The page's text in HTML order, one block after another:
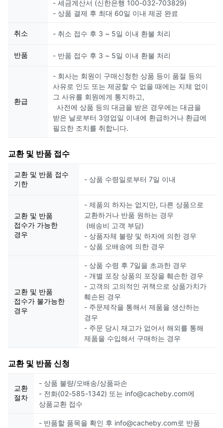
- 세금계산서 (신한은행 100-032-703829)
- 상품 결제 후 최대 60일 이내 제공 완료
취소 - 취소 접수 후 3 ~ 5일 이내 환불 처리
반품 - 반품 접수 후 3 ~ 5일 이내 환불 처리
환급
- 회사는 회원이 구매신청한 상품 등이 품절 등의
사유로 인도 또는 제공할 수 없을 때에는 지체 없이
그 사유를 회원에게 통지하고,
사전에 상품 등의 대금을 받은 경우에는 대금을
받은 날로부터 3영업일 이내에 환급하거나 환급에
필요한 조치를 취합니다.
교환 및 반품 접수
교환 및 반품 접수
기한
- 상품 수령일로부터 7일 이내
교환 및 반품
접수가 가능한
경우
- 제품의 하자는 없지만, 다른 상품으로
교환하거나 반품 원하는 경우
(배송비 고객 부담)
- 상품자체 불량 및 하자에 의한 경우
- 상품 오배송에 의한 경우
교환 및 반품
접수가 불가능한
경우
- 상품 수령 후 7일을 초과한 경우
- 개별 포장 상품의 포장을 훼손한 경우
- 고객의 고의적인 귀책으로 상품가치가
훼손된 경우
- 주문제작을 통해서 제품을 생산하는
경우
- 주문 당시 재고가 없어서 해외를 통해
제품을 수입해서 구매하는 경우
교환 및 반품 신청
교환
절차
- 상품 불량/오배송/상품파손
- 전화(02-585-1342) 또는 info@cacheby.com에
상품교환 접수
- 반품할 품목을 확인 후 info@cacheby.com로 반품